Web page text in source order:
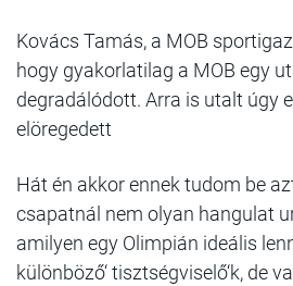
Kovács Tamás, a MOB
hogy gyakorlatilag a MOB egy
degradálódott. Arra is utalt úgy
elöregedett
Hát én akkor ennek tudom be
csapatnál nem olyan hangulat
amilyen egy Olimpián ideális
különböző‘ tisztségviselő‘k, de